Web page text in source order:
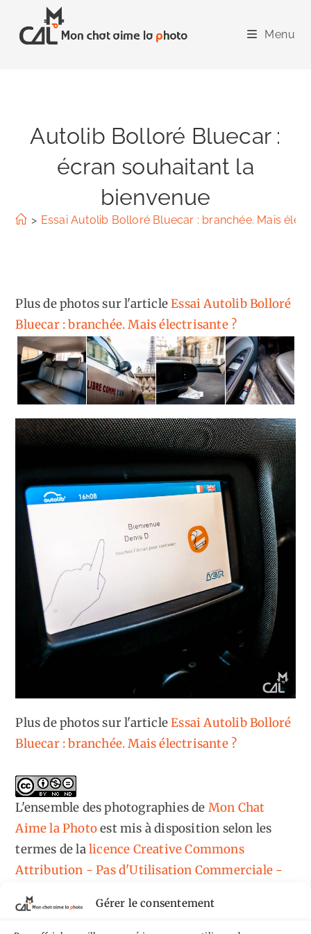
Gérer le consentement
content
Menu
Autolib Bolloré Bluecar :
écran souhaitant la
bienvenue
> Essai Autolib Bolloré Bluecar : branchée. Mais
Plus de photos sur l'articleEssai Autolib Bolloré
Bluecar : branchée. Mais électrisante ?
Plus de photos sur l'articleEssai Autolib Bolloré
Bluecar : branchée. Mais électrisante ?
L'ensemble des photographiesde Mon Chat
Aime la Photoest mis à disposition selon les
termes de lalicence Creative Commons
Attribution - Pas d'Utilisation Commerciale -
Fondé(e) sur une œuvre dehttps://mcalp.fr